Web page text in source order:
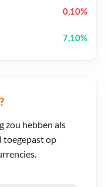
zou hebben als
toegepast op
0,10%
7,10%